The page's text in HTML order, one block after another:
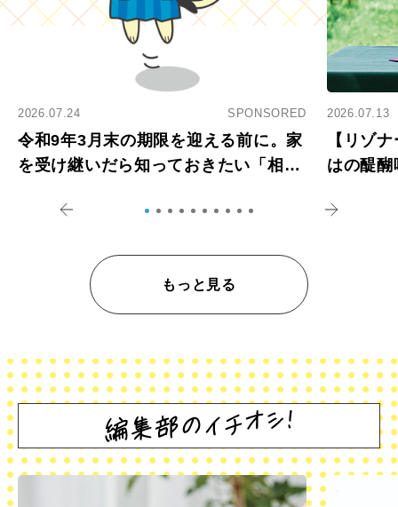
2026.07.24 SPONSORED
令和9年3月末の期限を迎える前に。家
を受け継いだら知っておきたい「相続
2026.07.13
【リゾ
はの醍
もっと見る